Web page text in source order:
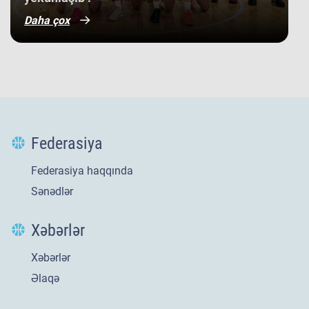
Daha çox
Yeni
Federasiya
Federasiya haqqında
Sənədlər
Xəbərlər
Xəbərlər
Əlaqə